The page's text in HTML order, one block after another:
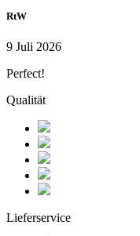
RtW
9 Juli 2026
Perfect!
Qualität
Lieferservice